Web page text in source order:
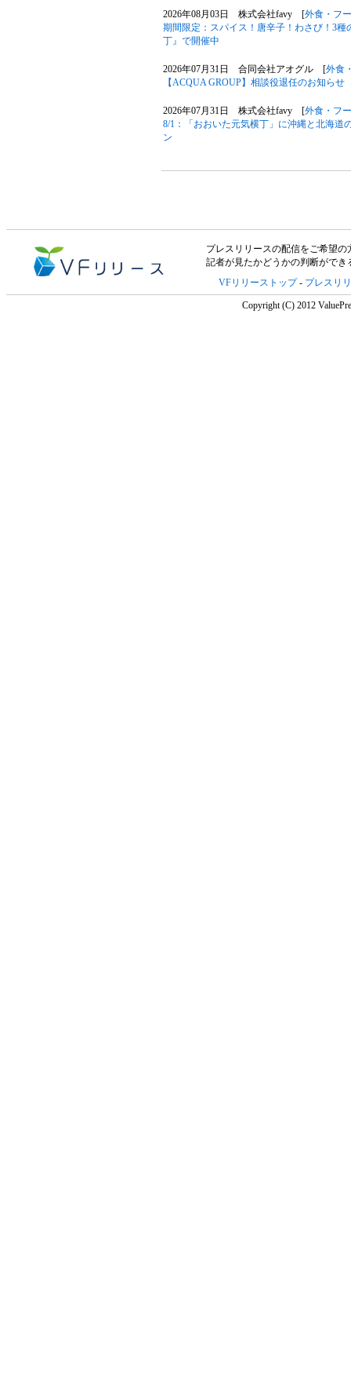
2026年08月03日 株式会社favy [外食・フ
期間限定：スパイス！唐辛子！わさび！3
丁』で開催中
2026年07月31日 合同会社アオグル [外食
【ACQUA GROUP】相談役退任のお知らせ
2026年07月31日 株式会社favy [外食・フ
8/1：「おおいた元気横丁」に沖縄と北海道
ン
プレスリリースの配信をご希望の
記者が見たかどうかの判断がで
VFリリーストップ- プレスリ
Copyright (C) 2012